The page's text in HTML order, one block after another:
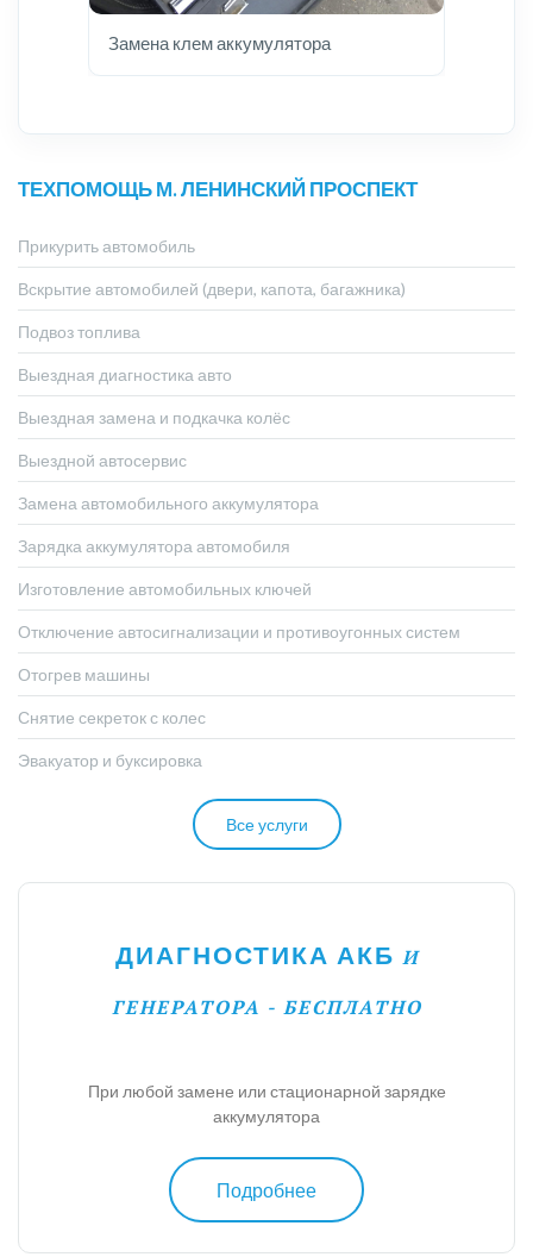
Замена клем аккумулятора
ТЕХПОМОЩЬ М. ЛЕНИНСКИЙ ПРОСПЕКТ
Прикурить автомобиль
Вскрытие автомобилей (двери, капота, багажника)
Подвоз топлива
Выездная диагностика авто
Выездная замена и подкачка колёс
Выездной автосервис
Замена автомобильного аккумулятора
Зарядка аккумулятора автомобиля
Изготовление автомобильных ключей
Отключение автосигнализации и противоугонных систем
Отогрев машины
Снятие секреток с колес
Эвакуатор и буксировка
Все услуги
ДИАГНОСТИКА АКБ И
ГЕНЕРАТОРА - БЕСПЛАТНО
При любой замене или стационарной зарядке
аккумулятора
Подробнее